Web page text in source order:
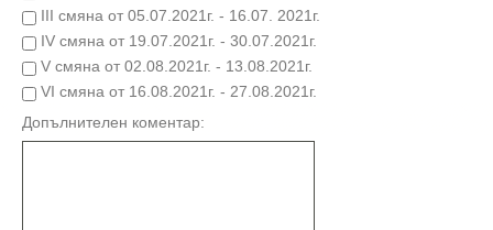
III смяна от 05.07.2021г. - 16.07. 2021г.
IV смяна от 19.07.2021г. - 30.07.2021г.
V смяна от 02.08.2021г. - 13.08.2021г.
VI смяна от 16.08.2021г. - 27.08.2021г.
Допълнителен коментар: